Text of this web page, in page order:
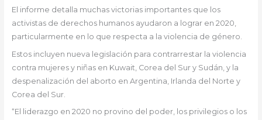
El informe detalla muchas victorias importantes que los
activistas de derechos humanos ayudaron a lograr en 2020,
particularmente en lo que respecta a la violencia de género.
Estos incluyen nueva legislación para contrarrestar la violencia
contra mujeres y niñas en Kuwait, Corea del Sur y Sudán, y la
despenalización del aborto en Argentina, Irlanda del Norte y
Corea del Sur.
“El liderazgo en 2020 no provino del poder, los privilegios o los